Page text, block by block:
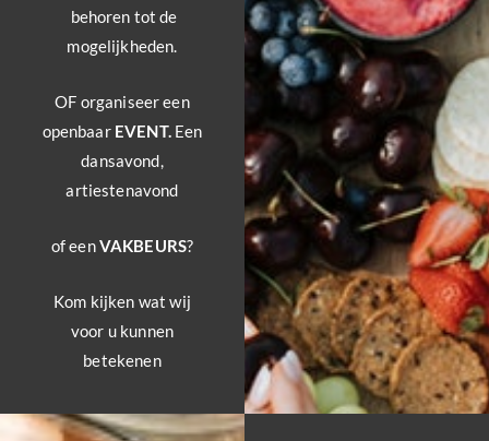
behoren tot de
mogelijkheden.
OF organiseer een
openbaar EVENT.Een
dansavond,
artiestenavond
of eenVAKBEURS?
Kom kijken wat wij
voor u kunnen
betekenen